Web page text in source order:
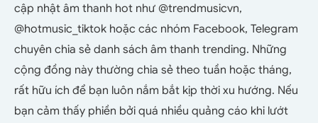
cập nhật âm thanh hot như @trendmusicvn,
@hotmusic_tiktok hoặc các nhóm Facebook, Telegram
chuyên chia sẻ danh sách âm thanh trending. Những
cộng đồng này thường chia sẻ theo tuần hoặc tháng,
rất hữu ích để bạn luôn nắm bắt kịp thời xu hướng. Nếu
bạn cảm thấy phiền bởi quá nhiều quảng cáo khi lướt